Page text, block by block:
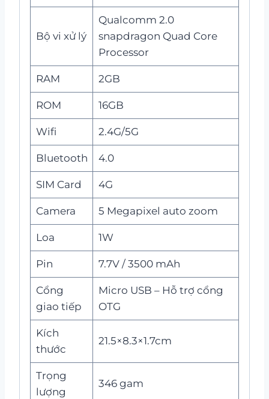
Bộ vi xử lý
Qualcomm 2.0
snapdragon Quad Core
Processor
RAM 2GB
ROM 16GB
Wifi 2.4G/5G
Bluetooth 4.0
SIM Card 4G
Camera 5 Megapixel auto zoom
Loa 1W
Pin 7.7V / 3500 mAh
Cổng
giao tiếp
Micro USB – Hỗ trợ cổng
OTG
Kích
thước
21.5×8.3×1.7cm
Trọng
lượng
346 gam